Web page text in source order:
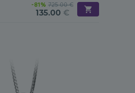
-81% 725.00 €
135.00 €